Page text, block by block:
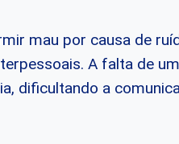
mau por causa de
A falta de
dificultando a